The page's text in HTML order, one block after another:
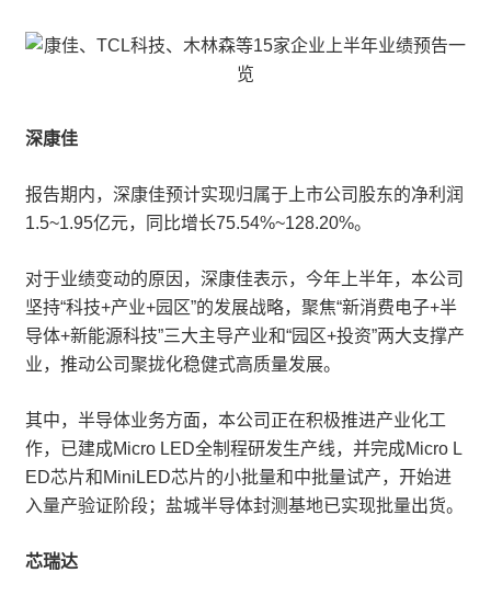
深康佳
报告期内，深康佳预计实现归属于上市公司股东的净利润
1.5~1.95亿元，同比增长75.54%~128.20%。
对于业绩变动的原因，深康佳表示，今年上半年，本公司
坚持“科技+产业+园区”的发展战略，聚焦“新消费电子+半
导体+新能源科技”三大主导产业和“园区+投资”两大支撑产
业，推动公司聚拢化稳健式高质量发展。
其中，半导体业务方面，本公司正在积极推进产业化工
作，已建成Micro LED全制程研发生产线，并完成Micro L
ED芯片和MiniLED芯片的小批量和中批量试产，开始进
入量产验证阶段；盐城半导体封测基地已实现批量出货。
芯瑞达